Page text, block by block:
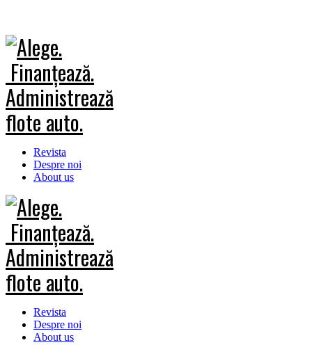
Revista
Despre noi
About us
Revista
Despre noi
About us